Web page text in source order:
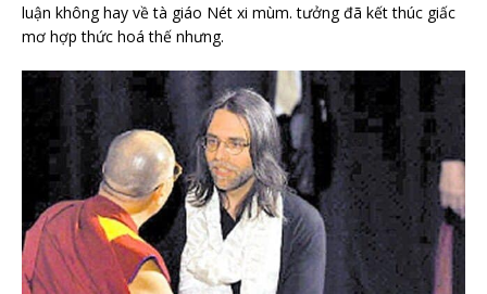
luận không hay về tà giáo Nét xi mùm. tưởng đã kết thúc giấc
mơ hợp thức hoá thế nhưng.